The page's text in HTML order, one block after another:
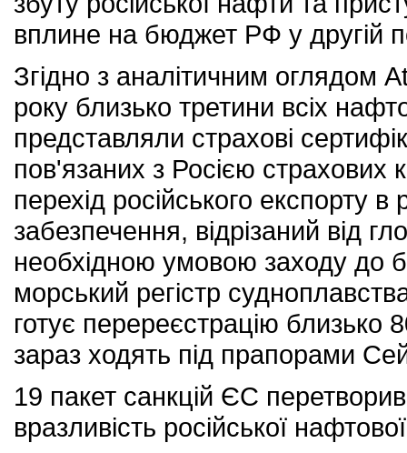
вплине на бюджет РФ у другій
Згідно з аналітичним оглядом
року близько третини всіх
представляли страхові
пов'язаних з Росією
перехід російського експорту
забезпечення, відрізаний від
необхідною умовою заходу до
морський регістр
готує перереєстрацію близько
зараз ходять під прапорами
19 пакет санкцій ЄС
вразливість російської